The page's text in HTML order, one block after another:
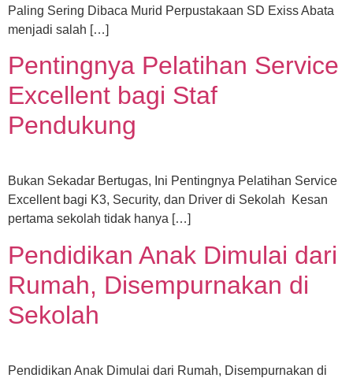
Paling Sering Dibaca Murid Perpustakaan SD Exiss Abata
menjadi salah […]
Pentingnya Pelatihan Service
Excellent bagi Staf
Pendukung
Bukan Sekadar Bertugas, Ini Pentingnya Pelatihan Service
Excellent bagi K3, Security, dan Driver di Sekolah Kesan
pertama sekolah tidak hanya […]
Pendidikan Anak Dimulai dari
Rumah, Disempurnakan di
Sekolah
Pendidikan Anak Dimulai dari Rumah, Disempurnakan di